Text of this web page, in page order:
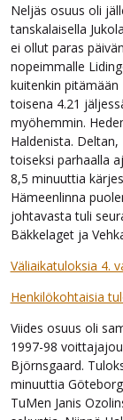
Neljäs osuus oli
tanskalaisella
ei ollut paras
nopeimmalle
kuitenkin pitämään
toisena 4.21
myöhemmin.
Haldenista.
toiseksi parhaalla
8,5 minuuttia
Hämeenlinna
johtavasta tuli
Bäkkelaget ja
Väliaikatuloksia 4.
Henkilökohtaisia
Viides osuus oli
1997-98
Björnsgaard.
minuuttia
TuMen Janis